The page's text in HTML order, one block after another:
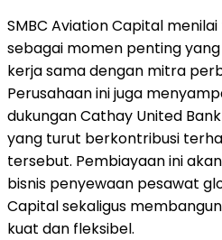
SMBC Aviation Capital
sebagai momen penting
kerja sama dengan mitra
Perusahaan ini juga
dukungan Cathay United
yang turut berkontribusi
tersebut. Pembiayaan ini
bisnis penyewaan pesawat
Capital sekaligus
kuat dan fleksibel.